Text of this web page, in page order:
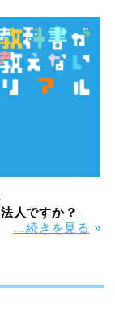
人ですか？
…続きを見る »